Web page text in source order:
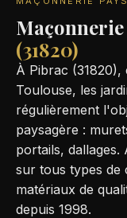
(31820)
À Pibrac (31820),
Toulouse, les
régulièrement
paysagère :
portails, dallages.
sur tous types de
matériaux de
depuis 1998.